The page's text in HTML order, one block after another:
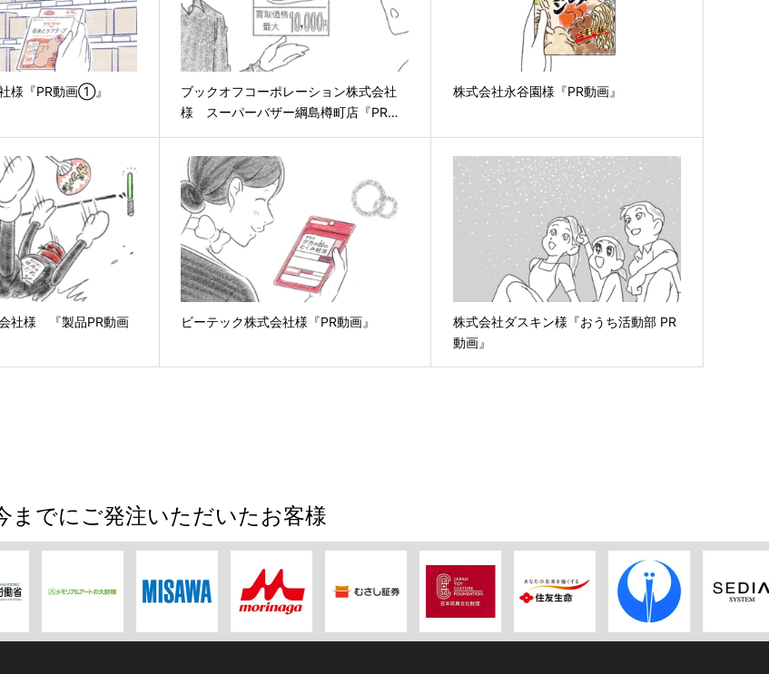
様『PR動画①』
ブックオフコーポレーション株式会社
様 スーパーバザー綱島樽町店『PR…
株式会社永谷園様『PR動画』
社様 『製品PR動画
ビーテック株式会社様『PR動画』
株式会社ダスキン様『おうち活動部 PR
動画』
までにご発注いただいたお客様